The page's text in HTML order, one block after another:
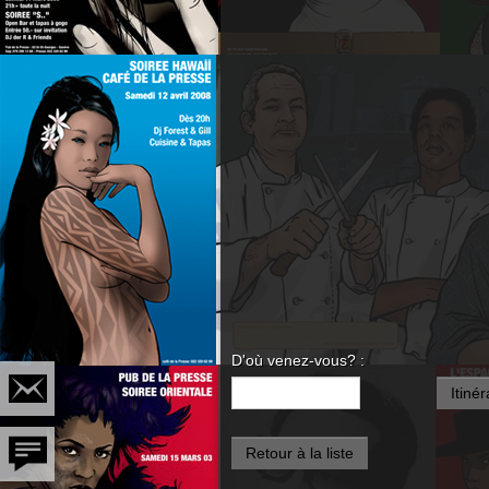
D'où venez-vous? :
Retour à la liste